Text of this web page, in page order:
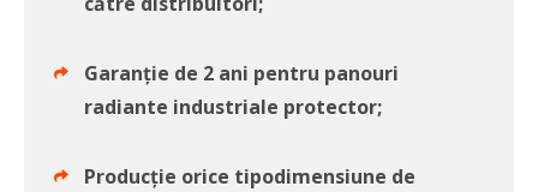
Garanție de 2 ani pentru panouri
radiante industriale protector;
Producție orice tipodimensiune de